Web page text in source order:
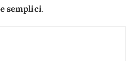
semplici.